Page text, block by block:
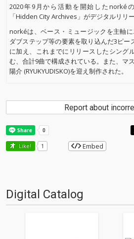
2020年9月から活動を開始したnorké
「Hidden City Archives」がデジタルリリー
norkéは、ベース・ミュージックを主軸
ダブステップ等の要素を取り込んだ3ピー
に加え、これまでにリリースしたシング
む、合計9曲で構成されている。また、マ
陽介 (RYUKYUDISKO)を迎え制作された。
Report about
Like! 1 Embed
Digital Catalog